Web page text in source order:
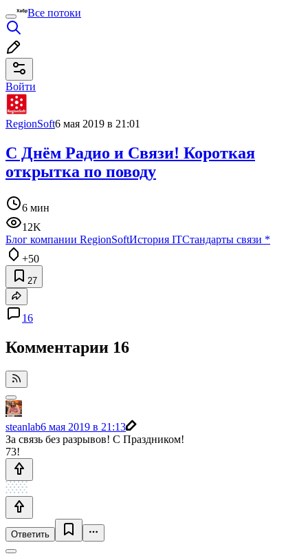
Все потоки
Войти
RegionSoft6 мая 2019 в 21:01
С Днём Радио и Связи! Короткая
открытка по поводу
6 мин
12K
Блог компании RegionSoftИстория ITСтандарты связи *
+50
27
16
Комментарии 16
steanlab6 мая 2019 в 21:13
За связь без разрывов! С Праздником!
73!
Ответить